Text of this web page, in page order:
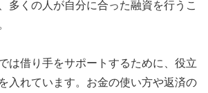
多くの人が自分に合った融資を行うこ
は借り手をサポートするために、役立
入れています。お金の使い方や返済の